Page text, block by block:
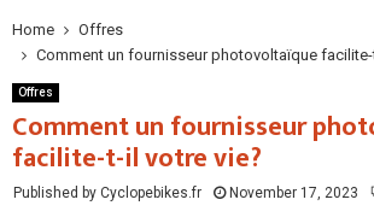
Home
Offres
Comment un fournisseur photovoltaïque facilite-
Offres
Comment un fournisseur
facilite-t-il votre vie?
Published by Cyclopebikes.fr November 17, 2023